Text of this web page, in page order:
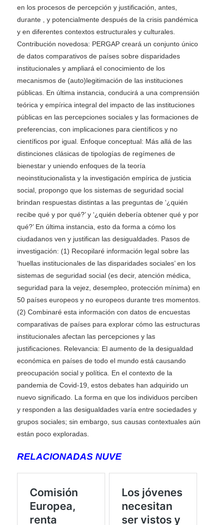
en los procesos de percepción y justificación, antes,
durante , y potencialmente después de la crisis pandémica
y en diferentes contextos estructurales y culturales.
Contribución novedosa: PERGAP creará un conjunto único
de datos comparativos de países sobre disparidades
institucionales y ampliará el conocimiento de los
mecanismos de (auto)legitimación de las instituciones
públicas. En última instancia, conducirá a una comprensión
teórica y empírica integral del impacto de las instituciones
públicas en las percepciones sociales y las formaciones de
preferencias, con implicaciones para científicos y no
científicos por igual. Enfoque conceptual: Más allá de las
distinciones clásicas de tipologías de regímenes de
bienestar y uniendo enfoques de la teoría
neoinstitucionalista y la investigación empírica de justicia
social, propongo que los sistemas de seguridad social
brindan respuestas distintas a las preguntas de ‘¿quién
recibe qué y por qué?’ y ‘¿quién debería obtener qué y por
qué?’ En última instancia, esto da forma a cómo los
ciudadanos ven y justifican las desigualdades. Pasos de
investigación: (1) Recopilaré información legal sobre las
‘huellas institucionales de las disparidades sociales’ en los
sistemas de seguridad social (es decir, atención médica,
seguridad para la vejez, desempleo, protección mínima) en
50 países europeos y no europeos durante tres momentos.
(2) Combinaré esta información con datos de encuestas
comparativas de países para explorar cómo las estructuras
institucionales afectan las percepciones y las
justificaciones. Relevancia: El aumento de la desigualdad
económica en países de todo el mundo está causando
preocupación social y política. En el contexto de la
pandemia de Covid-19, estos debates han adquirido un
nuevo significado. La forma en que los individuos perciben
y responden a las desigualdades varía entre sociedades y
grupos sociales; sin embargo, sus causas contextuales aún
están poco exploradas.
RELACIONADAS NUVE